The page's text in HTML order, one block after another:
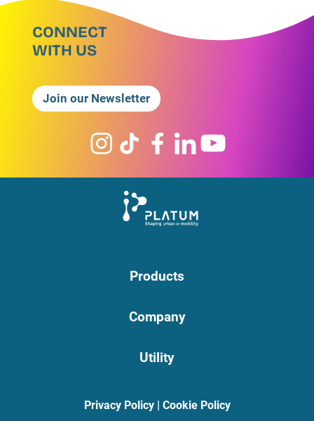
CONNECT
WITH US
Join our Newsletter
Products
Company
Utility
Privacy Policy| Cookie Policy